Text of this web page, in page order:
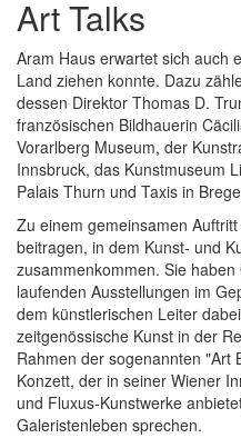
Art Talks
Aram Haus erwartet sich auch
Land ziehen konnte. Dazu
dessen Direktor Thomas D.
französischen Bildhauerin
Vorarlberg Museum, der
Innsbruck, das Kunstmuseum
Palais Thurn und Taxis in
Zu einem gemeinsamen
beitragen, in dem Kunst- und
zusammenkommen. Sie
laufenden Ausstellungen im
dem künstlerischen Leiter
zeitgenössische Kunst in der
Rahmen der sogenannten "Art
Konzett, der in seiner Wiener
und Fluxus-Kunstwerke
Galeristenleben sprechen.